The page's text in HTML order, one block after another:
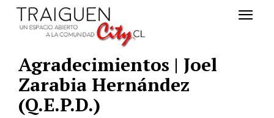
Agradecimientos | Joel
Zarabia Hernández
(Q.E.P.D.)